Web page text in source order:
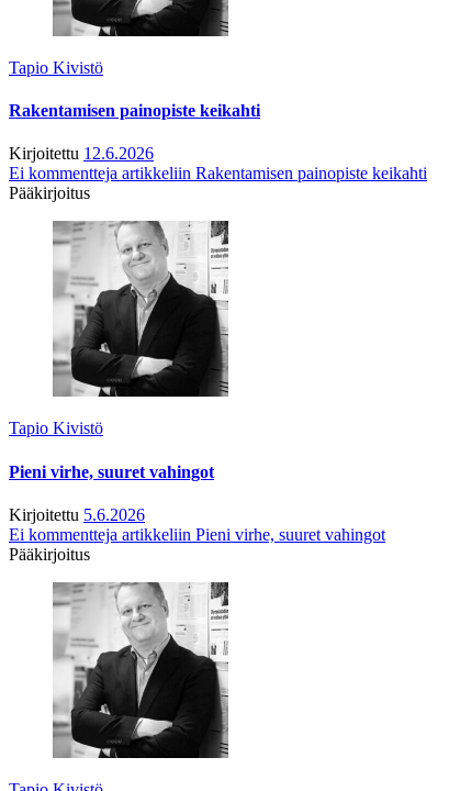
Tapio Kivistö
Rakentamisen painopiste keikahti
Kirjoitettu 12.6.2026
Ei kommentteja artikkeliin Rakentamisen painopiste keikahti
Pääkirjoitus
Tapio Kivistö
Pieni virhe, suuret vahingot
Kirjoitettu 5.6.2026
Ei kommentteja artikkeliin Pieni virhe, suuret vahingot
Pääkirjoitus